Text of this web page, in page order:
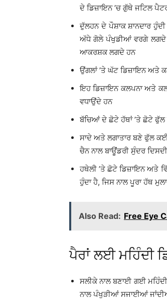
ਦੇ ਡਿਜ਼ਾਇਨ ’ਚ ਗੁੱਥੇ ਜਟਿਲ
ਦੁੱਲਹਨ ਦੇ ਪੌਸ਼ਾਕ ਸ਼ਾਨਦਾਰ
ਅੱਧੇ ਗੋਲੇ ਪੰਖੁਡੀਆਂ ਵਰਗੇ ਲਗਦੇ
ਆਕਰਸ਼ਕ ਲਗਦੇ ਹਨ
ਉਂਗਲਾਂ ’ਤੇ ਘੱਟ ਡਿਜ਼ਾਇਨ ਅਤੇ
ਇਹ ਡਿਜ਼ਾਇਨ ਕਲਪਨਾ ਅਤੇ
ਵਧਾਉਂਦੇ ਹਨ
ਬੱਚਿਆਂ ਦੇ ਛੋਟੇ ਹੱਥਾਂ ’ਤੇ ਛੋਟੇ
ਸਾਦੇ ਅਤੇ ਲਗਾਤਾਰ ਬਣੇ ਫੁੱਲ
ਚੈਨ ਨਾਲ ਬਾਊਂਡਰੀ ਸੁੰਦਰ
ਹਥੇਲੀ ’ਤੇ ਛੋਟੇ ਡਿਜ਼ਾਇਨ ਅਤੇ
ਹੁੰਦਾ ਹੈ, ਜਿਸ ਨਾਲ ਪੂਰਾ ਹੱਥ
Also Read: Free Eye
ਪੈਰਾਂ ਲਈ ਮਹਿੰਦੀ
ਸਲੀਕੇ ਨਾਲ ਬਣਾਈ ਗਈ
ਨਾਲ ਪੰਖੁੜੀਆਂ ਸਜਾਈਆਂ